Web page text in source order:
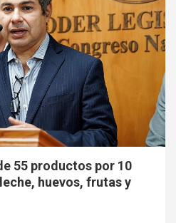
55 productos por 10
huevos, frutas y